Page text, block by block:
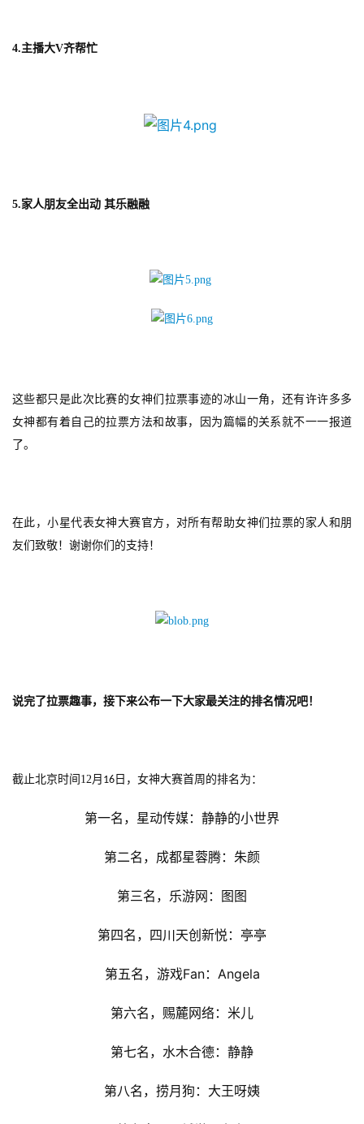
业
4.主播大V齐帮忙
5.家人朋友全出动 其乐融融
这些都只是此次比赛的女神们拉票事迹的冰山一角，还有许许多多
女神都有着自己的拉票方法和故事，因为篇幅的关系就不一一报道
了。
在此，小星代表女神大赛官方，对所有帮助女神们拉票的家人和朋
友们致敬！谢谢你们的支持！
说完了拉票趣事，接下来公布一下大家最关注的排名情况吧！
截止北京时间12月 16 日，女神大赛首周的排名为：
第一名，星动传媒：静静的小世界
第二名，成都星蓉腾：朱颜
第三名，乐游网：图图
第四名，四川天创新悦：亭亭
第五名，游戏Fan：Angela
第六名，赐麓网络：米儿
第七名，水木合德：静静
第八名，捞月狗：大王呀姨